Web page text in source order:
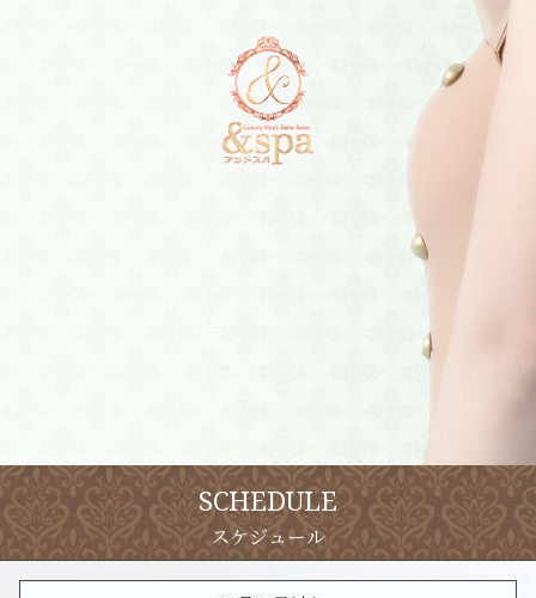
SCHEDULE